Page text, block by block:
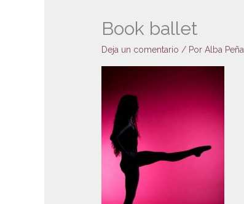
Book ballet
Deja un comentario / PorAlba Peña